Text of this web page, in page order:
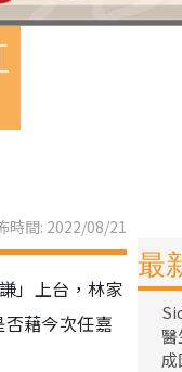
時間: 2022/08/21
」上台，林家
藉今次任嘉
最
醫